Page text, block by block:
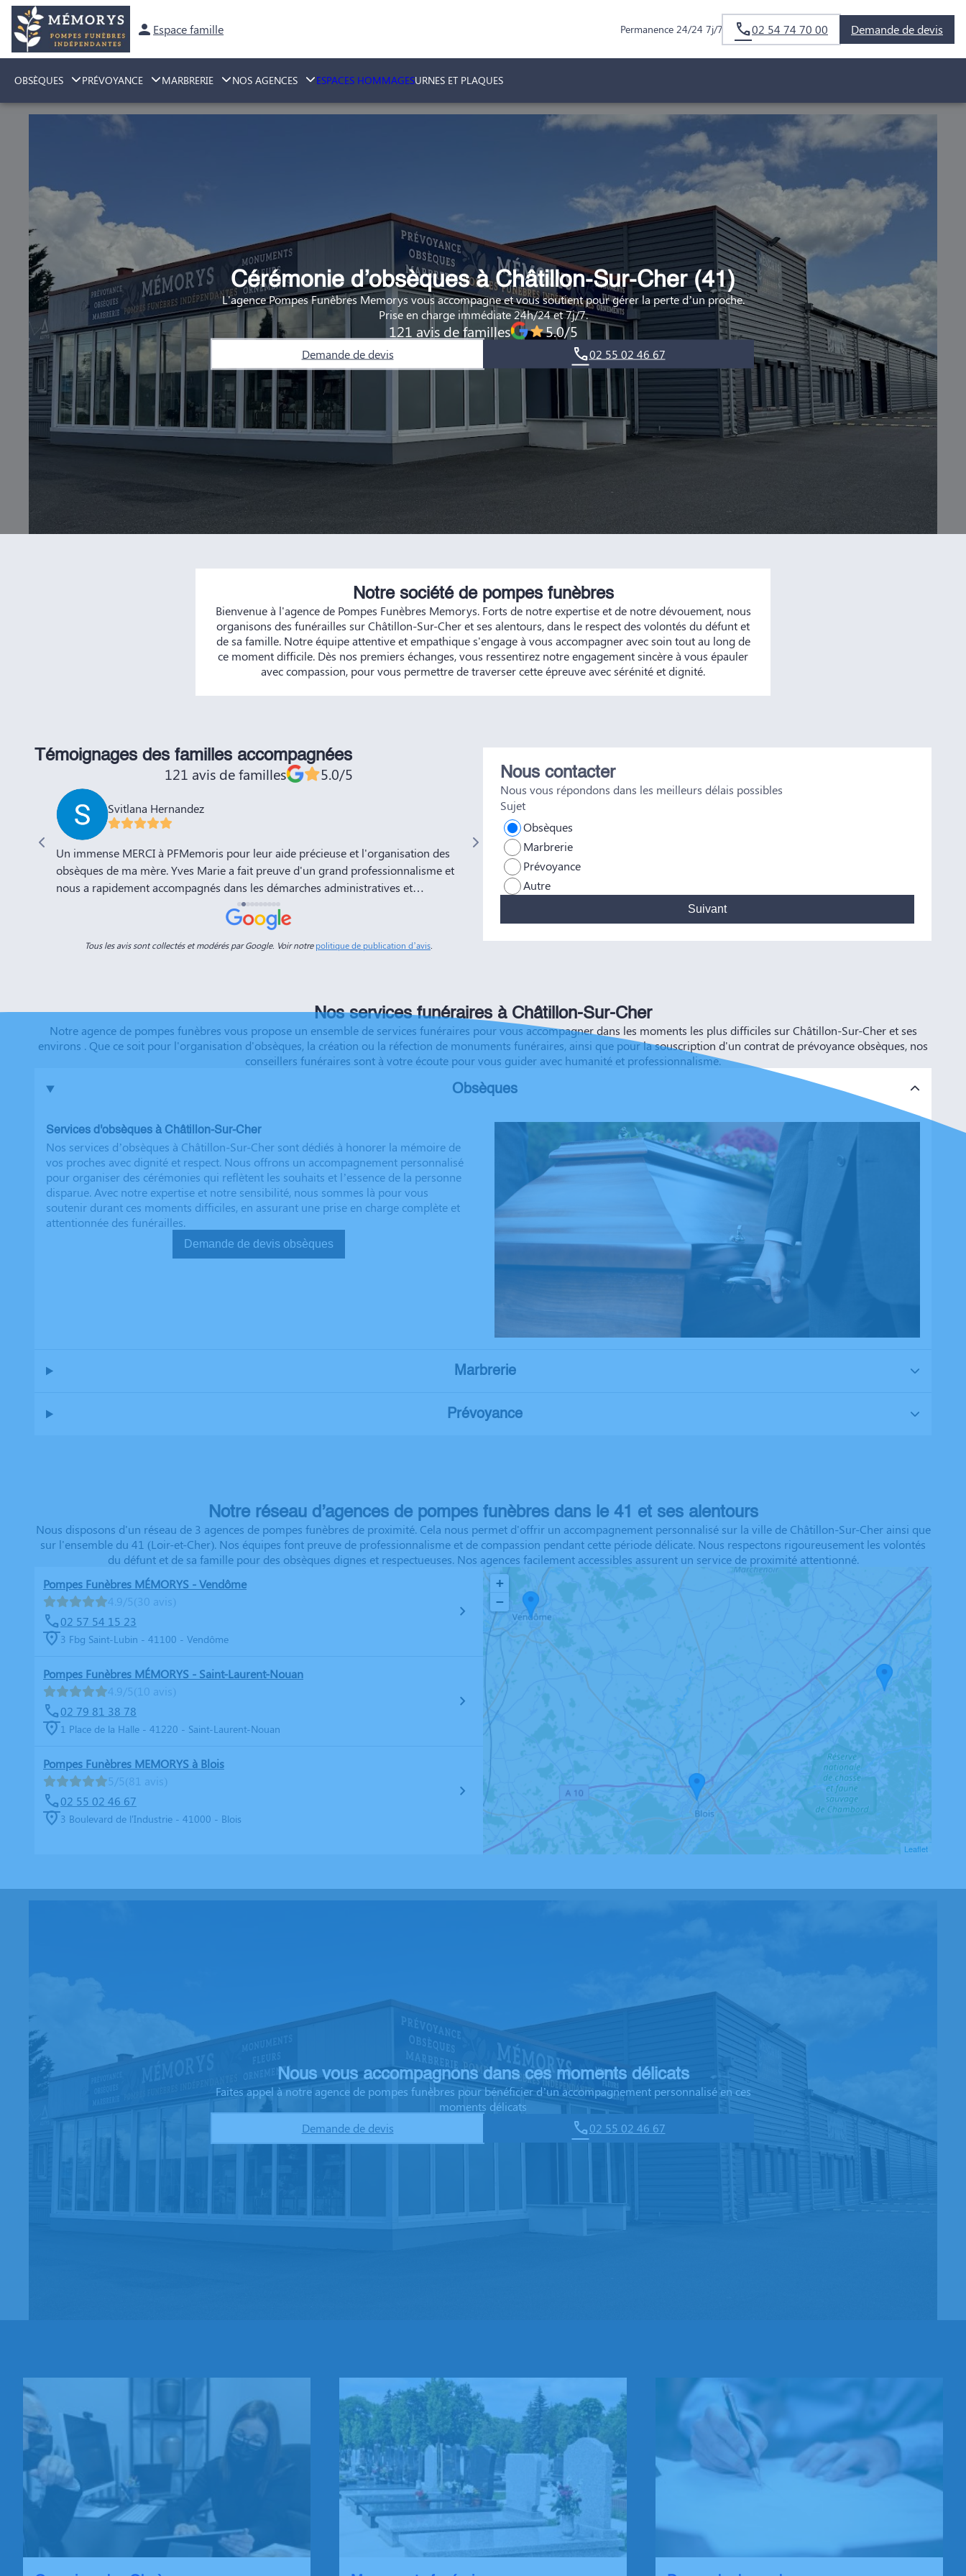
Espace famille Permanence 24/24 7j/7 02 54 74 70 00 Demande de devis
OBSÈQUES PRÉVOYANCE MARBRERIE NOS AGENCES ESPACES HOMMAGESURNES ET PLAQUES
Cérémonie d’obsèques à Châtillon-Sur-Cher (41)
L'agence Pompes Funèbres Memorys vous accompagne et vous soutient pour gérer la perte d’un proche.
Prise en charge immédiate 24h/24 et 7j/7.
121 avis de familles 5.0/5
Demande de devis 02 55 02 46 67
Notre société de pompes funèbres
Bienvenue à l'agence de Pompes Funèbres Memorys. Forts de notre expertise et de notre dévouement, nous
organisons des funérailles sur Châtillon-Sur-Cher et ses alentours, dans le respect des volontés du défunt et
de sa famille. Notre équipe attentive et empathique s'engage à vous accompagner avec soin tout au long de
ce moment difficile. Dès nos premiers échanges, vous ressentirez notre engagement sincère à vous épauler
avec compassion, pour vous permettre de traverser cette épreuve avec sérénité et dignité.
Témoignages des familles accompagnées
121 avis de familles 5.0/5
Svitlana Hernandez
Un immense MERCI à PFMemoris pour leur aide précieuse et l'organisation des
obsèques de ma mère. Yves Marie a fait preuve d'un grand professionnalisme et
nous a rapidement accompagnés dans les démarches administratives et
l'organisation de la cérémonie d'adieu. Nous souhaitons à votre entreprise
prospérité et succès et la recommandons vivement à tous nos amis et
connaissances. Dans ces moments de deuil, des personnes comme Yves Marie et
Not No
Très bien était accueillie , très bon conseil Je vous remercie pour tout
Tous les avis sont collectés et modérés par Google. Voir notrepolitique de publication d’avis
Nous contacter
Nous vous répondons dans les meilleurs délais possibles
Sujet
Obsèques
Marbrerie
Prévoyance
Autre
Suivant
Nos services funéraires à Châtillon-Sur-Cher
Notre agence de pompes funèbres vous propose un ensemble de services funéraires pour vous accompagner dans les moments les plus difficiles sur Châtillon-Sur-Cher et ses
environs . Que ce soit pour l'organisation d'obsèques, la création ou la réfection de monuments funéraires, ainsi que pour la souscription d'un contrat de prévoyance obsèques, nos
conseillers funéraires sont à votre écoute pour vous guider avec humanité et professionnalisme.
Obsèques
Services d'obsèques à Châtillon-Sur-Cher
Nos services d’obsèques à Châtillon-Sur-Cher sont dédiés à honorer la mémoire de
vos proches avec dignité et respect. Nous offrons un accompagnement personnalisé
pour organiser des cérémonies qui reflètent les souhaits et l’essence de la personne
disparue. Avec notre expertise et notre sensibilité, nous sommes là pour vous
soutenir durant ces moments difficiles, en assurant une prise en charge complète et
attentionnée des funérailles.
Demande de devis obsèques
Marbrerie
Prévoyance
Notre réseau d’agences de pompes funèbres dans le 41 et ses alentours
Nous disposons d'un réseau de 3 agences de pompes funèbres de proximité. Cela nous permet d'offrir un accompagnement personnalisé sur la ville de Châtillon-Sur-Cher ainsi que
sur l'ensemble du 41 (Loir-et-Cher). Nos équipes font preuve de professionnalisme et de compassion pendant cette période délicate. Nous respectons rigoureusement les volontés
du défunt et de sa famille pour des obsèques dignes et respectueuses. Nos agences facilement accessibles assurent un service de proximité attentionné.
Pompes Funèbres MÉMORYS - Vendôme
4.9/5(30 avis)
02 57 54 15 23
3 Fbg Saint-Lubin - 41100 - Vendôme
Pompes Funèbres MÉMORYS - Saint-Laurent-Nouan
4.9/5(10 avis)
02 79 81 38 78
1 Place de la Halle - 41220 - Saint-Laurent-Nouan
Pompes Funèbres MEMORYS à Blois
5/5(81 avis)
02 55 02 46 67
3 Boulevard de l'Industrie - 41000 - Blois
+
−
Leaflet
Nous vous accompagnons dans ces moments délicats
Faites appel à notre agence de pompes funèbres pour bénéficier d’un accompagnement personnalisé en ces
moments délicats
Demande de devis
02 55 02 46 67